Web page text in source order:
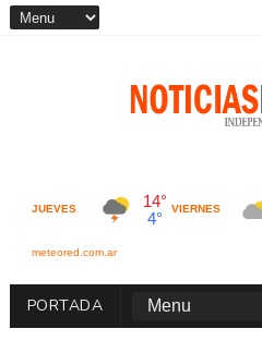
PORTADA